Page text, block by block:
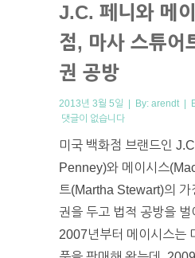
J.C. 페니와 메
점, 마사 스튜어
권 공방
2013년 3월 5일 | By: arendt |
댓글이 없습니다
미국 백화점 브랜드인
Penney)와 메이시스
트(Martha Stewart)의 가
권을 두고 법적 공방을 벌
2007년부터 메이시스는